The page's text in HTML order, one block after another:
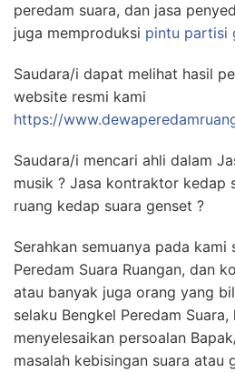
peredam suara, dan jasa
juga memproduksi pintu partisi
Saudara/i dapat melihat hasil
website resmi kami
https://
Saudara/i mencari ahli dalam
musik ? Jasa kontraktor kedap
ruang kedap suara genset ?
Serahkan semuanya pada kami
Peredam Suara Ruangan, dan
atau banyak juga orang yang
selaku Bengkel Peredam
menyelesaikan persoalan
masalah kebisingan suara atau